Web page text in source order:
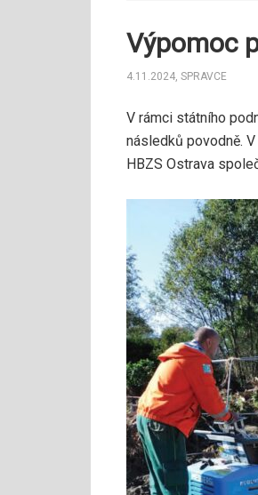
Výpomoc
4.11.2024, SPRAVCE
V rámci státního
následků povodně.
HBZS Ostrava